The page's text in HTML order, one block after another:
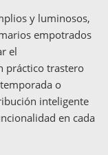
y luminosos,
empotrados
el
práctico trastero
o
inteligente
en cada